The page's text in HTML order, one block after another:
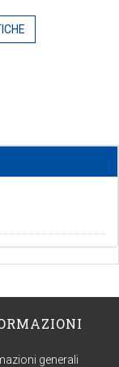
generali